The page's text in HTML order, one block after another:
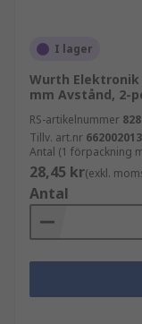
I lager
Wurth Elektronik
mm Avstånd, 2-
RS-artikelnummer
Tillv. art.nr
Antal (1 förpackning
28,45 kr(exkl.
Antal